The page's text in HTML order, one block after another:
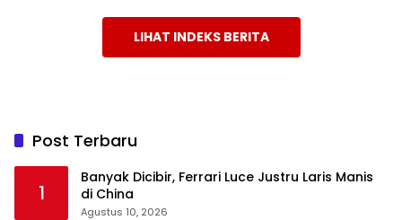
LIHAT INDEKS BERITA
Post Terbaru
1
Banyak Dicibir, Ferrari Luce Justru Laris Manis
di China
Agustus 10, 2026